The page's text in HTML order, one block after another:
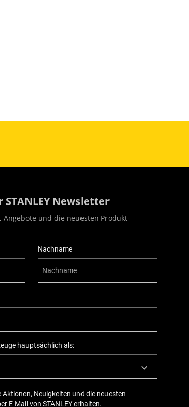
Newsletter
und die neuesten Produkt-
Nachname
hauptsächlich als:
Neuigkeiten und die neuesten
E-Mail von STANLEY erhalten.